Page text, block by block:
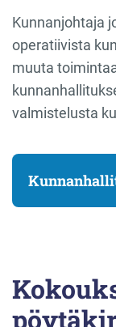
Kunnanjohtaja
operatiivista
muuta
valmistelusta